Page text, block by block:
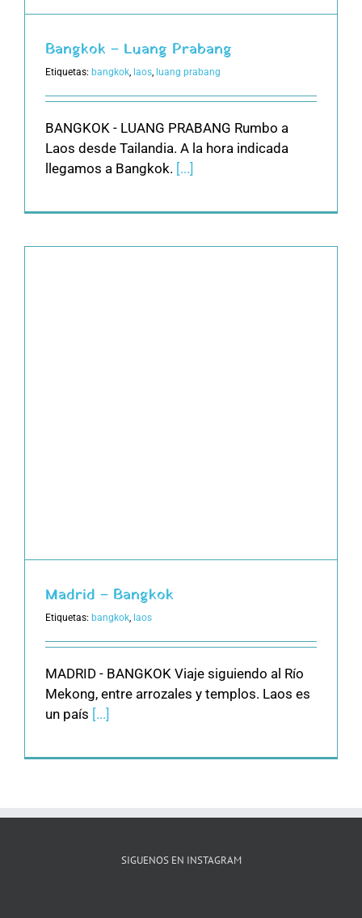
Bangkok – Luang Prabang
Etiquetas: bangkok, laos, luang prabang
BANGKOK - LUANG PRABANG Rumbo a
Laos desde Tailandia. A la hora indicada
llegamos a Bangkok. [...]
Madrid – Bangkok
Etiquetas: bangkok, laos
MADRID - BANGKOK Viaje siguiendo al Río
Mekong, entre arrozales y templos. Laos es
un país [...]
SIGUENOS EN INSTAGRAM